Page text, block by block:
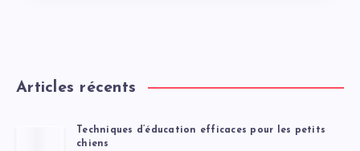
Articles récents
Techniques d’éducation efficaces pour les petits
chiens